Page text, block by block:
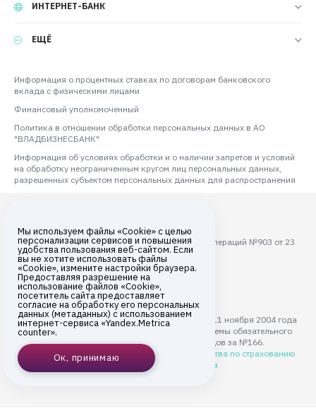
Мы используем файлы «Cookie» с целью
персонализации сервисов и повышения
удобства пользования веб-сайтом. Если
вы не хотите использовать файлы
«Cookie», измените настройки браузера.
Предоставляя разрешение на
использование файлов «Cookie»,
посетитель сайта предоставляет
согласие на обработку его персональных
данных (метаданных) с использованием
интернет-сервиса «Yandex.Metrica
counter».
Ок, принимаю
ИНТЕРНЕТ-БАНК
ЕЩЁ
Информация о процентных ставках по договорам банковского
вклада с физическими лицами
Финансовый уполномоченный
Политика в отношении обработки персональных данных в АО
"ВЛАДБИЗНЕСБАНК"
Информация об условиях обработки и о наличии запретов и условий
на обработку неограниченным кругом лиц персональных данных,
разрешенных субъектом персональных данных для распространения
Лицензия ЦБ РФ на осуществление банковских операций №903 от 23
августа 2017 года
Все права защищены © 2026
АО «ВЛАДБИЗНЕСБАНК»
АО "ВЛАДБИЗНЕСБАНК" с 11 ноября 2004 года
является участником системы обязательного
страхования вкладов за №166.
Подробнее на сайте
Агентства по страхованию
вкладов